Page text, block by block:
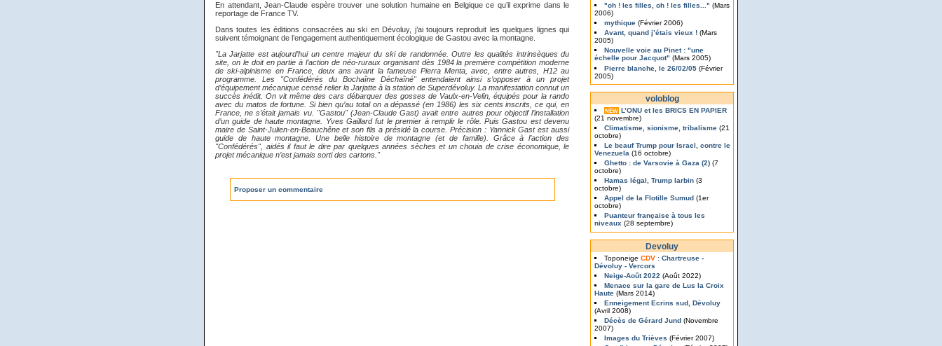
En attendant, Jean-Claude espère trouver une solution humaine en Belgique ce qu’il exprime dans le
reportage de France TV.
Dans toutes les éditions consacrées au ski en Dévoluy, j’ai toujours reproduit les quelques lignes qui
suivent témoignant de l’engagement authentiquement écologique de Gastou avec la montagne.
"La Jarjatte est aujourd’hui un centre majeur du ski de randonnée. Outre les qualités intrinsèques du
site, on le doit en partie à l’action de néo-ruraux organisant dès 1984 la première compétition moderne
de ski-alpinisme en France, deux ans avant la fameuse Pierra Menta, avec, entre autres, H12 au
programme. Les "Confédérés du Bochaîne Déchaîné" entendaient ainsi s’opposer à un projet
d’équipement mécanique censé relier la Jarjatte à la station de Superdévoluy. La manifestation connut un
succès inédit. On vit même des cars débarquer des gosses de Vaulx-en-Velin, équipés pour la rando
avec du matos de fortune. Si bien qu’au total on a dépassé (en 1986) les six cents inscrits, ce qui, en
France, ne s’était jamais vu. "Gastou" (Jean-Claude Gast) avait entre autres pour objectif l’installation
d’un guide de haute montagne. Yves Gaillard fut le premier à remplir le rôle. Puis Gastou est devenu
maire de Saint-Julien-en-Beauchêne et son fils a présidé la course. Précision : Yannick Gast est aussi
guide de haute montagne. Une belle histoire de montagne (et de famille). Grâce à l’action des
"Confédérés", aidés il faut le dire par quelques années sèches et un chouia de crise économique, le
projet mécanique n’est jamais sorti des cartons."
Proposer un commentaire
"oh ! les filles, oh ! les filles..." (Mars
2006)
mythique (Février 2006)
Avant, quand j’étais vieux ! (Mars
2005)
Nouvelle voie au Pinet : "une
échelle pour Jacquot" (Mars 2005)
Pierre blanche, le 26/02/05 (Février
2005)
voloblog
NEW L’ONU et les BRICS EN PAPIER
(21 novembre)
Climatisme, sionisme, tribalisme (21
octobre)
Le beauf Trump pour Israel, contre le
Venezuela (16 octobre)
Ghetto : de Varsovie à Gaza (2) (7
octobre)
Hamas légal, Trump larbin(3
octobre)
Appel de la Flotille Sumud (1er
octobre)
Puanteur française à tous les
niveaux (28 septembre)
Devoluy
ToponeigeCDV : Chartreuse -
Dévoluy - Vercors
Neige-Août 2022 (Août 2022)
Menace sur la gare de Lus la Croix
Haute (Mars 2014)
Enneigement Ecrins sud, Dévoluy
(Avril 2008)
Décès de Gérard Jund (Novembre
2007)
Images du Trièves (Février 2007)